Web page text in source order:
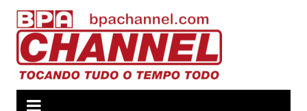
para
conteúdo